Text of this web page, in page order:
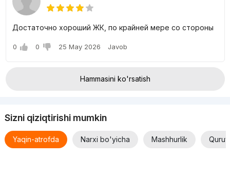
Достаточно хороший ЖК, по крайней мере со стороны
0 0 25 May 2026 Javob
Hammasini ko'rsatish
Sizni qiziqtirishi mumkin
Yaqin-atrofda Narxi bo'yicha Mashhurlik